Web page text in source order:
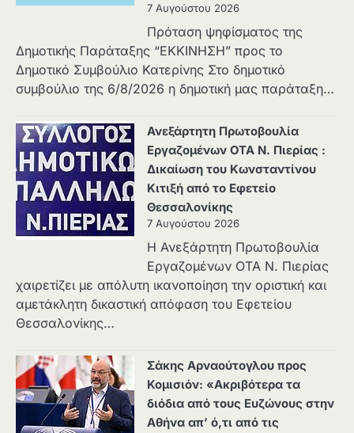
7 Αυγούστου 2026
Πρόταση ψηφίσματος της
Δημοτικής Παράταξης “ΕΚΚΙΝΗΣΗ” προς το
Δημοτικό Συμβούλιο Κατερίνης Στο δημοτικό
συμβούλιο της 6/8/2026 η δημοτική μας παράταξη…
Ανεξάρτητη Πρωτοβουλία
Εργαζομένων ΟΤΑ Ν. Πιερίας :
Δικαίωση του Κωνσταντίνου
Κιτιξή από το Εφετείο
Θεσσαλονίκης
7 Αυγούστου 2026
Η Ανεξάρτητη Πρωτοβουλία
Εργαζομένων ΟΤΑ Ν. Πιερίας
χαιρετίζει με απόλυτη ικανοποίηση την οριστική και
αμετάκλητη δικαστική απόφαση του Εφετείου
Θεσσαλονίκης…
Σάκης Αρναούτογλου προς
Κομισιόν: «Ακριβότερα τα
διόδια από τους Ευζώνους στην
Αθήνα απ’ ό,τι από τις